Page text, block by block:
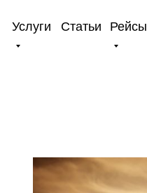
Рейсы
Статьи
Услуги